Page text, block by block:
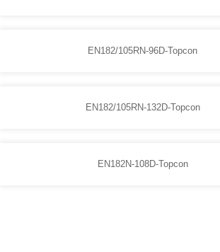
EN182/105RN-96D-Topcon
EN182/105RN-132D-Topcon
EN182N-108D-Topcon